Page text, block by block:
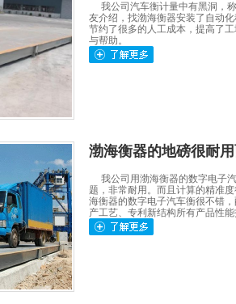
我公司汽车衡计量中有黑洞，
友介绍，找渤海衡器安装了自动
节约了很多的人工成本，提高了
与帮助。
渤海衡器的地磅很耐
我公司用渤海衡器的数字电子
题，非常耐用。而且计算的精准
海衡器的数字电子汽车衡很不错
产工艺、专利新结构所有产品性